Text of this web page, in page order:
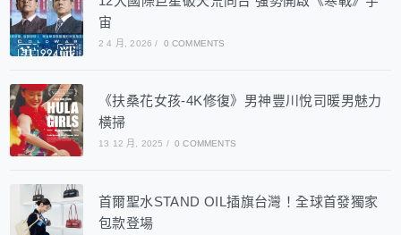
宙
2 4 月, 2026 / 0 COMMENTS
《扶桑花女孩-4K修復》男神豐川悅司暖男魅力
橫掃
13 12 月, 2025 / 0 COMMENTS
首爾聖水STAND OIL插旗台灣！全球首發獨家
包款登場